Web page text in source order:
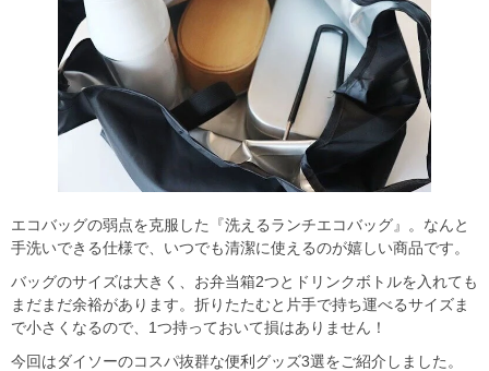
エコバッグの弱点を克服した『洗えるランチエコバッグ』。なんと
手洗いできる仕様で、いつでも清潔に使えるのが嬉しい商品です。
バッグのサイズは大きく、お弁当箱2つとドリンクボトルを入れても
まだまだ余裕があります。折りたたむと片手で持ち運べるサイズま
で小さくなるので、1つ持っておいて損はありません！
今回はダイソーのコスパ抜群な便利グッズ3選をご紹介しました。